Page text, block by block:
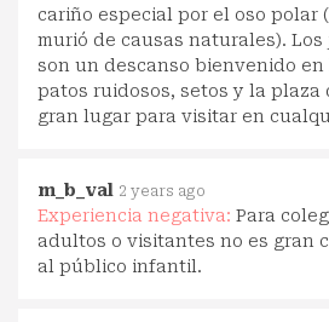
cariño especial por el oso polar
murió de causas naturales).
son un descanso bienvenido en
patos ruidosos, setos y la plaza
gran lugar para visitar en
m_b_val 2 years ago
Experiencia negativa: Para
adultos o visitantes no es gran
al público infantil.